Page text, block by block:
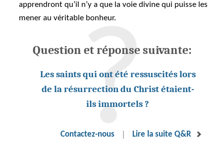
apprendront qu’il n’y a que la voie divine qui puisse les
mener au véritable bonheur.
Question et réponse suivante:
Les saints qui ont été ressuscités lors
de la résurrection du Christ étaient-
ils immortels ?
Contactez-nous | Lire la suite Q&R